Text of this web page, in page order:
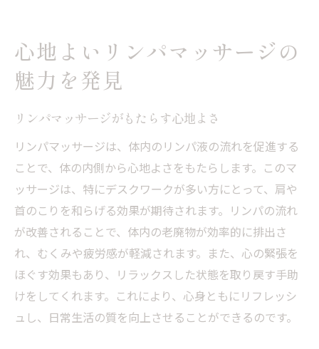
心地よいリンパマッサージの
魅力を発見
リンパマッサージがもたらす心地よさ
リンパマッサージは、体内のリンパ液の流れを促進する
ことで、体の内側から心地よさをもたらします。このマ
ッサージは、特にデスクワークが多い方にとって、肩や
首のこりを和らげる効果が期待されます。リンパの流れ
が改善されることで、体内の老廃物が効率的に排出さ
れ、むくみや疲労感が軽減されます。また、心の緊張を
ほぐす効果もあり、リラックスした状態を取り戻す手助
けをしてくれます。これにより、心身ともにリフレッシ
ュし、日常生活の質を向上させることができるのです。